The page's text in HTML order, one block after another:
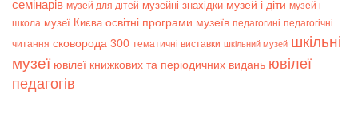
семінарів музей для дітей музейні знахідки музей і діти музей і
школа музеї Києва освітні програми музеїв педагогині педагогічні
читання сковорода 300 тематичні виставки шкільний музей шкільні
музеї ювілеї книжкових та періодичних видань ювілеї
педагогів